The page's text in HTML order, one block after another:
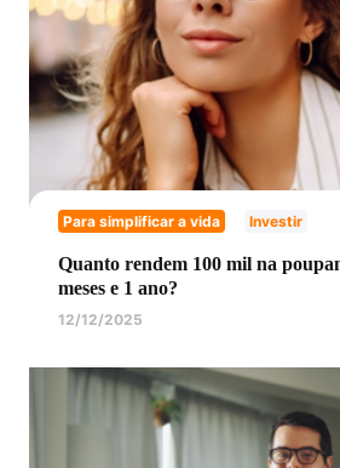
Para simplificar a vida Investir
Quanto rendem 100 mil na
meses e 1 ano?
12/12/2025